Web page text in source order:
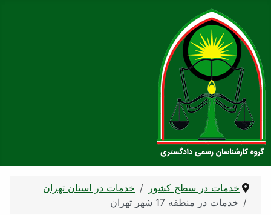
خدمات در سطح کشور
خدمات در استان تهران
خدمات در منطقه 17 شهر تهران